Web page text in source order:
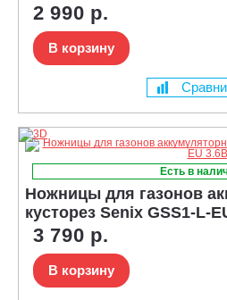
2 990 р.
В корзину
Есть в
Ножницы для газонов
кусторез Senix GSS1-L-
3 790 р.
В корзину